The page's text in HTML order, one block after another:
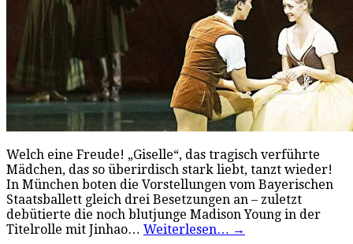
Welch eine Freude! „Giselle“, das tragisch verführte
Mädchen, das so überirdisch stark liebt, tanzt wieder!
In München boten die Vorstellungen vom Bayerischen
Staatsballett gleich drei Besetzungen an – zuletzt
debütierte die noch blutjunge Madison Young in der
Titelrolle mit Jinhao… Weiterlesen… →